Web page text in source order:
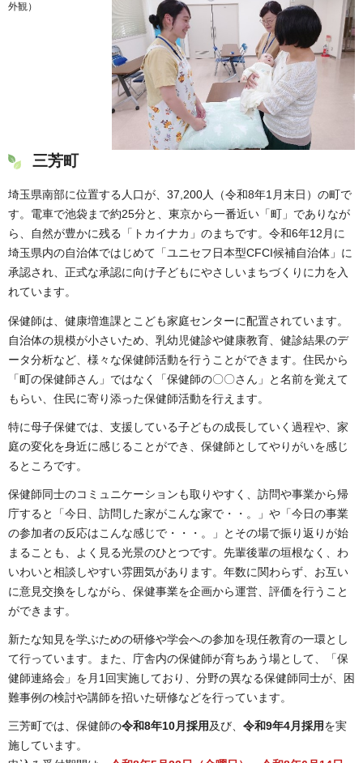
外観）
三芳町
埼玉県南部に位置する人口が、37,200人（令和8年1月末日）の町で
す。電車で池袋まで約25分と、東京から一番近い「町」でありなが
ら、自然が豊かに残る「トカイナカ」のまちです。令和6年12月に
埼玉県内の自治体ではじめて「ユニセフ日本型CFCI候補自治体」に
承認され、正式な承認に向け子どもにやさしいまちづくりに力を入
れています。
保健師は、健康増進課とこども家庭センターに配置されています。
自治体の規模が小さいため、乳幼児健診や健康教育、健診結果のデ
ータ分析など、様々な保健師活動を行うことができます。住民から
「町の保健師さん」ではなく「保健師の〇〇さん」と名前を覚えて
もらい、住民に寄り添った保健師活動を行えます。
特に母子保健では、支援している子どもの成長していく過程や、家
庭の変化を身近に感じることができ、保健師としてやりがいを感じ
るところです。
保健師同士のコミュニケーションも取りやすく、訪問や事業から帰
庁すると「今日、訪問した家がこんな家で・・。」や「今日の事業
の参加者の反応はこんな感じで・・・。」とその場で振り返りが始
まることも、よく見る光景のひとつです。先輩後輩の垣根なく、わ
いわいと相談しやすい雰囲気があります。年数に関わらず、お互い
に意見交換をしながら、保健事業を企画から運営、評価を行うこと
ができます。
新たな知見を学ぶための研修や学会への参加を現任教育の一環とし
て行っています。また、庁舎内の保健師が育ちあう場として、「保
健師連絡会」を月1回実施しており、分野の異なる保健師同士が、困
難事例の検討や講師を招いた研修などを行っています。
三芳町では、保健師の令和8年10月採用及び、 令和9年4月採用を実
施しています。